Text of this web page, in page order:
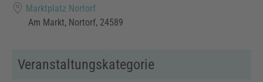
Marktplatz Nortorf
Am Markt, Nortorf, 24589
Veranstaltungskategorie